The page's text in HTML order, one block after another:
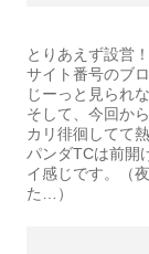
とりあえず設営！
サイト番号のブ
じーっと見られ
そして、今回か
カリ徘徊してて
パンダTCは前開
イ感じです。（
た…）